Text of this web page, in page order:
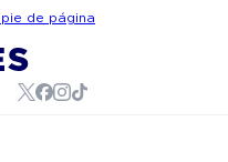
de página